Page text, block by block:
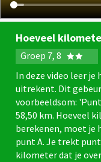
Hoeveel
Groep 7, 8
In deze video leer
uitrekent. Dit
voorbeeldsom:
58,50 km. Hoeveel
berekenen, moet je
punt A. Je trekt
kilometer dat je